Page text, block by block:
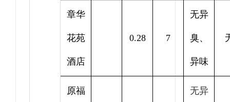
章华
花苑
酒店
0.28 7
无异
臭、
异味
原福 无异